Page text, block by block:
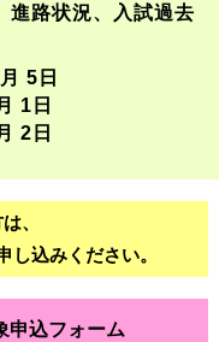
進路状況、入試過去
5日
1日
2日
、
込みください。
申込フォーム